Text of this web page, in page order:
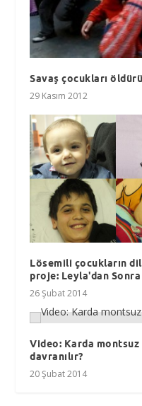
Savaş çocukları
29 Kasım 2012
Lösemili çocukların
proje: Leyla'dan Sonra
26 Şubat 2014
Video: Karda montsuz
davranılır?
20 Şubat 2014